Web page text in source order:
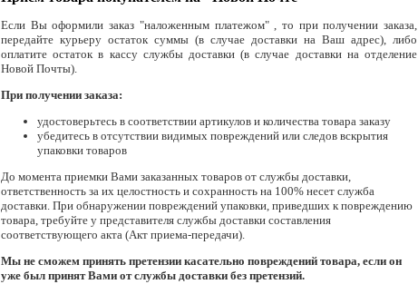
Если Вы оформили заказ "наложенным платежом" , то при получении заказа,
передайте курьеру остаток суммы (в случае доставки на Ваш адрес), либо
оплатите остаток в кассу службы доставки (в случае доставки на отделение
Новой Почты).
При получении заказа:
удостоверьтесь в соответствии артикулов и количества товара заказу
убедитесь в отсутствии видимых повреждений или следов вскрытия
упаковки товаров
До момента приемки Вами заказанных товаров от службы доставки,
ответственность за их целостность и сохранность на 100% несет служба
доставки. При обнаружении повреждений упаковки, приведших к повреждению
товара, требуйте у представителя службы доставки составления
соответствующего акта (Акт приема-передачи).
Мы не сможем принять претензии касательно повреждений товара, если он
уже был принят Вами от службы доставки без претензий.